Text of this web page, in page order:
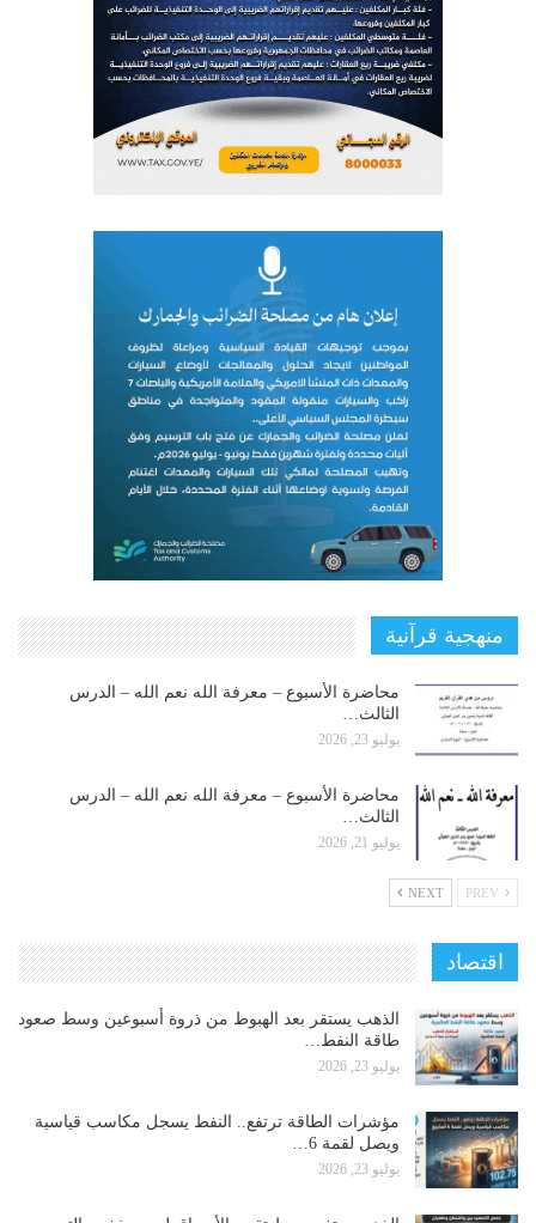
منهجية قرآنية
محاضرة الأسبوع – معرفة الله نعم الله – الدرس
الثالث…
يوليو 23, 2026
محاضرة الأسبوع – معرفة الله نعم الله – الدرس
الثالث…
يوليو 21, 2026
NEXT
اقتصاد
الذهب يستقر بعد الهبوط من ذروة أسبوعين وسط صعود
طاقة النفط…
يوليو 23, 2026
مؤشرات الطاقة ترتفع.. النفط يسجل مكاسب قياسية
ويصل لقمة 6…
يوليو 23, 2026